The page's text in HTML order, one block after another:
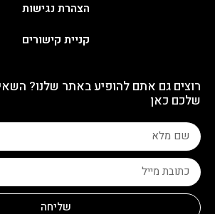
הצהרת נגישות
קניית קישורים
רוצים גם אתם להופיע באתר שלנו?
שלכם כאן
שליחה